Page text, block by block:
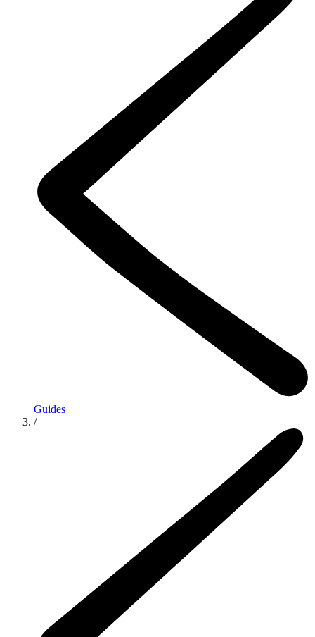
Guides
/